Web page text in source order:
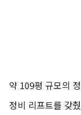
약 109평 규모의
정비 리프트를 갖